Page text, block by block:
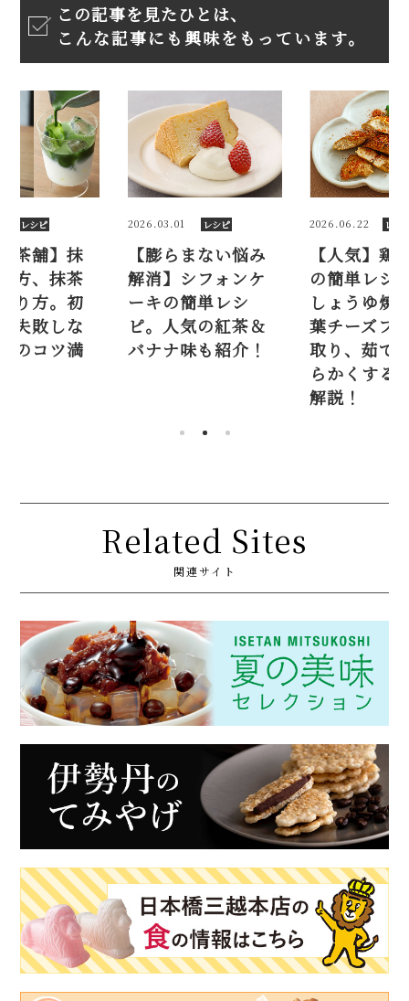
この記事を見たひとは、
こんな記事にも興味をもっています。
膨らまない悩み
消】シフォンケ
キの簡単レシ
。人気の紅茶＆
ナナ味も紹介！
2026.06.22
【人気】鶏ささみ
の簡単レシピ5品。
しょうゆ焼き、大
葉チーズフライ…筋
取り、茹で方、柔
らかくするコツも
【一
茶の
ラテ
心者
い飲
載！
Related Sites
関連サイト